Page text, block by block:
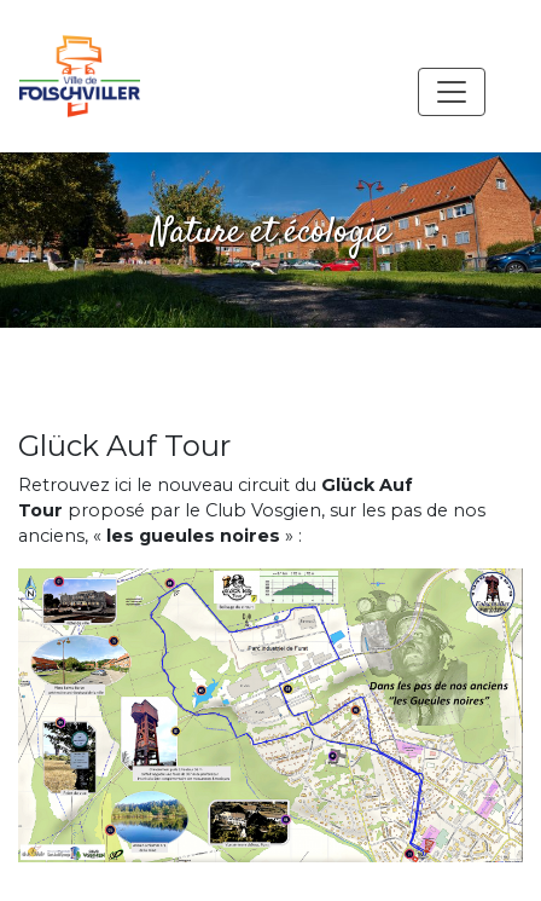
Nature et écologie
Glück Auf Tour
Retrouvez ici le nouveau circuit du Glück Auf
Tour proposé par le Club Vosgien, sur les pas de nos
anciens, « les gueules noires » :